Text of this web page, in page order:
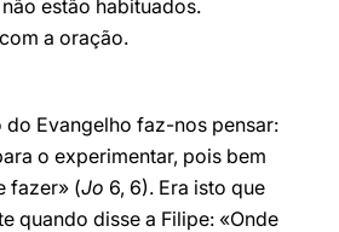
estão habituados.
a oração.
do Evangelho faz-nos pensar:
o experimentar, pois bem
fazer» (Jo 6, 6). Era isto que
quando disse a Filipe: «Onde